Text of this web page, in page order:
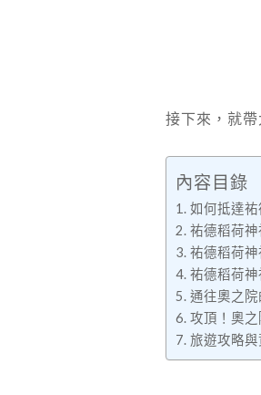
接下來，就
內容目錄
如何抵達祐
祐德稻荷
祐德稻荷
祐德稻荷神
通往奧之
攻頂！奧之
旅遊攻略與